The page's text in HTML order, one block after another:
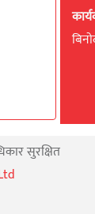
सुरक्षित